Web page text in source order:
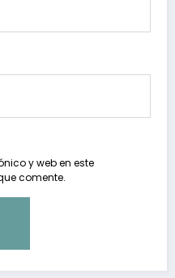
y web en este
comente.